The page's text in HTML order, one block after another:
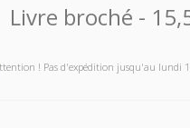
Livre broché -
! Pas d'expédition jusqu'au lundi